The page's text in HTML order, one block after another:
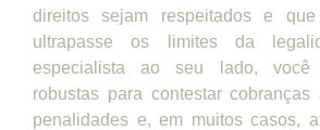
direitos sejam respeitados e
ultrapasse os limites da
especialista ao seu lado, você
robustas para contestar cobranças
penalidades e, em muitos casos,